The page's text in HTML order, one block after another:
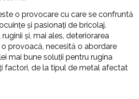
o provocare cu care se confruntă
și pasionați de bricolaj.
și, mai ales, deteriorarea
provoacă, necesită o abordare
mai bune soluții pentru rugina
factori, de la tipul de metal afectat